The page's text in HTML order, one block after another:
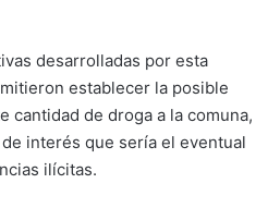
desarrolladas por esta
establecer la posible
cantidad de droga a la comuna,
interés que sería el eventual
ilícitas.